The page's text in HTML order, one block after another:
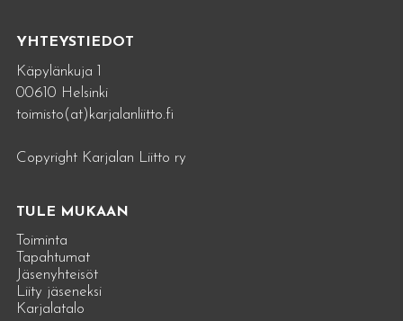
YHTEYSTIEDOT
Käpylänkuja 1
00610 Helsinki
toimisto(at)karjalanliitto.fi
Copyright Karjalan Liitto ry
TULE MUKAAN
Toiminta
Tapahtumat
Jäsenyhteisöt
Liity jäseneksi
Karjalatalo